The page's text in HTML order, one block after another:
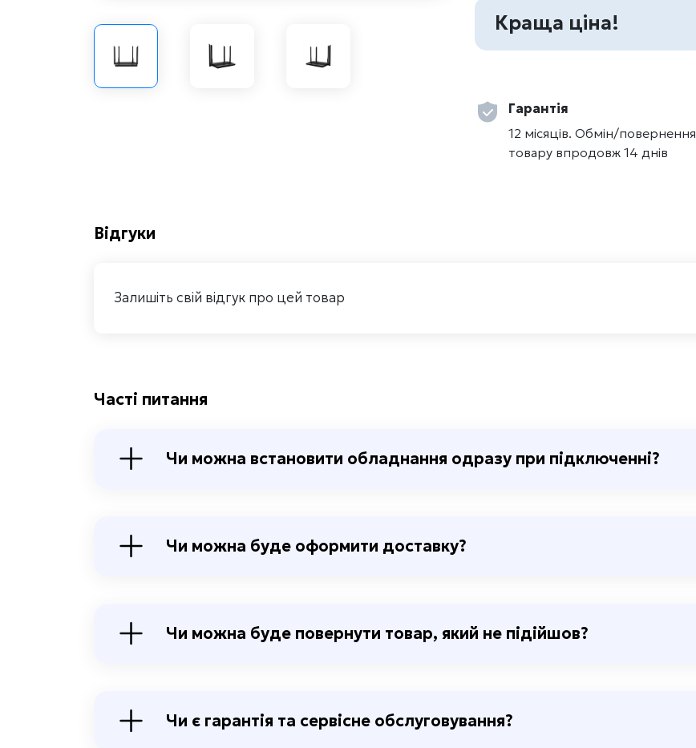
Краща ціна!
Гарантія
12 місяців. Обмін/повернення
товару впродовж 14 днів
Відгуки
Залишіть свій відгук про цей товар
Часті питання
Чи можна встановити обладнання одразу при підключенні?
Чи можна буде оформити доставку?
Чи можна буде повернути товар, який не підійшов?
Чи є гарантія та сервісне обслуговування?